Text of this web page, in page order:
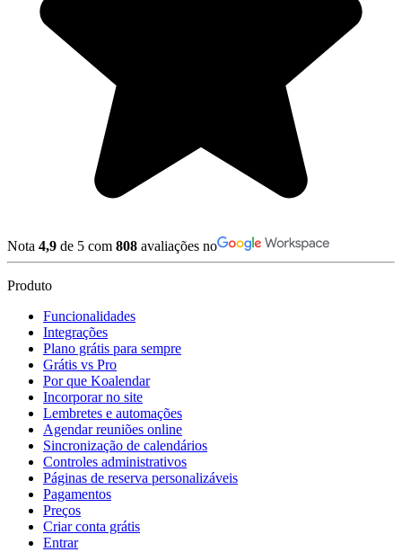
Nota 4,9 de 5 com 808 avaliações no
Produto
Funcionalidades
Integrações
Plano grátis para sempre
Grátis vs Pro
Por que Koalendar
Incorporar no site
Lembretes e automações
Agendar reuniões online
Sincronização de calendários
Controles administrativos
Páginas de reserva personalizáveis
Pagamentos
Preços
Criar conta grátis
Entrar